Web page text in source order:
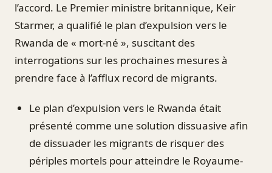
l’accord. Le Premier ministre britannique, Keir
Starmer, a qualifié le plan d’expulsion vers le
Rwanda de « mort-né », suscitant des
interrogations sur les prochaines mesures à
prendre face à l’afflux record de migrants.
Le plan d’expulsion vers le Rwanda était
présenté comme une solution dissuasive afin
de dissuader les migrants de risquer des
périples mortels pour atteindre le Royaume-